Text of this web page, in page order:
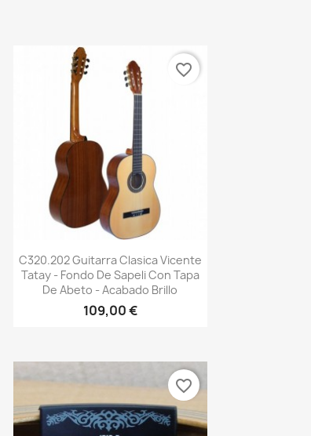
Vista rápida
C320.202 Guitarra Clasica Vicente
Tatay - Fondo De Sapeli Con Tapa
De Abeto - Acabado Brillo
109,00 €
favorite_border
favorite_border